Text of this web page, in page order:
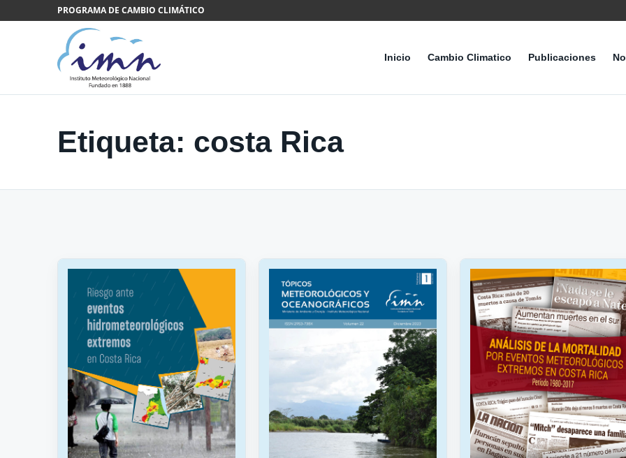
Saltar al contenidoPROGRAMA DE CAMBIO CLIMÁTICO
Inicio Cambio Climatico Publicaciones
Etiqueta: costa Rica